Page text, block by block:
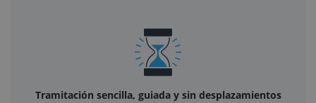
Tramitación sencilla, guiada y sin desplazamientos